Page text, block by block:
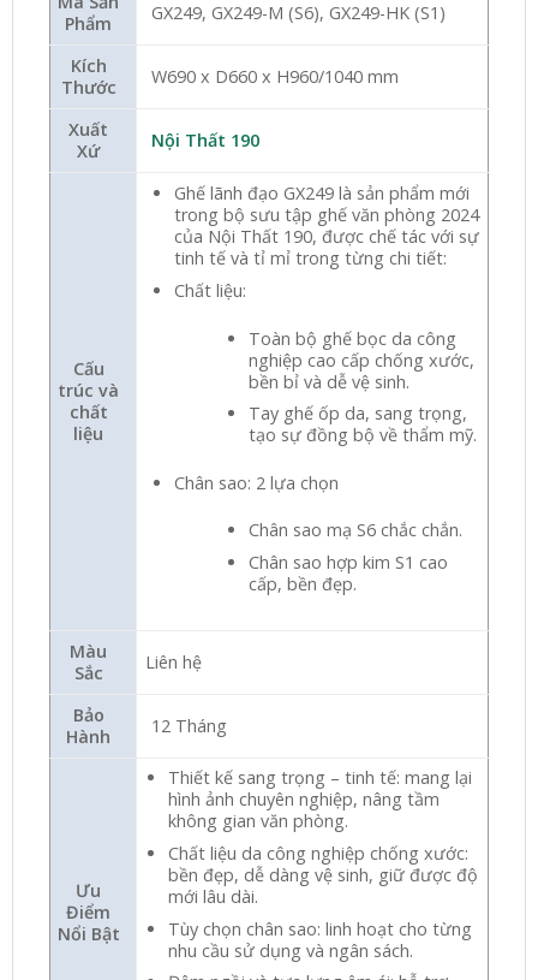
Phẩm
GX249, GX249-M (S6), GX249-HK (S1)
Kích
Thước
W690 x D660 x H960/1040 mm
Xuất
Xứ
Nội Thất 190
Cấu
trúc và
chất
liệu
Ghế lãnh đạo GX249 là sản phẩm mới
trong bộ sưu tập ghế văn phòng 2024
của Nội Thất 190, được chế tác với sự
tinh tế và tỉ mỉ trong từng chi tiết:
Chất liệu:
Toàn bộ ghế bọc da công
nghiệp cao cấp chống xước,
bền bỉ và dễ vệ sinh.
Tay ghế ốp da, sang trọng,
tạo sự đồng bộ về thẩm mỹ.
Chân sao: 2 lựa chọn
Chân sao mạ S6 chắc chắn.
Chân sao hợp kim S1 cao
cấp, bền đẹp.
Màu
Sắc
Liên hệ
Bảo
Hành
12 Tháng
Ưu
Điểm
Nổi Bật
Thiết kế sang trọng – tinh tế: mang lại
hình ảnh chuyên nghiệp, nâng tầm
không gian văn phòng.
Chất liệu da công nghiệp chống xước:
bền đẹp, dễ dàng vệ sinh, giữ được độ
mới lâu dài.
Tùy chọn chân sao: linh hoạt cho từng
nhu cầu sử dụng và ngân sách.